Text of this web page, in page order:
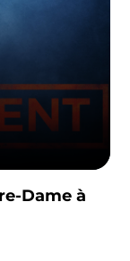
Dame à